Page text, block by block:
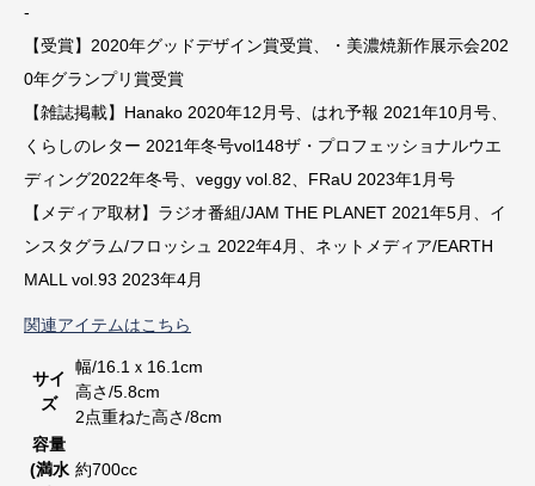
-
【受賞】2020年グッドデザイン賞受賞、・美濃焼新作展示会202
0年グランプリ賞受賞
【雑誌掲載】Hanako 2020年12月号、はれ予報 2021年10月号、
くらしのレター 2021年冬号vol148ザ・プロフェッショナルウエ
ディング2022年冬号、veggy vol.82、FRaU 2023年1月号
【メディア取材】ラジオ番組/JAM THE PLANET 2021年5月、イ
ンスタグラム/フロッシュ 2022年4月、ネットメディア/EARTH
MALL vol.93 2023年4月
関連アイテムはこちら
サイ
ズ
幅/16.1ｘ16.1cm
高さ/5.8cm
2点重ねた高さ/8cm
容量
(満水 約700cc